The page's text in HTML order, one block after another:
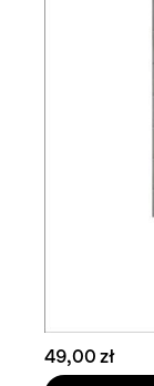
49,00 zł